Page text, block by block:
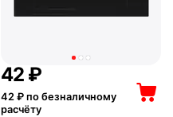
‍42‍ ₽
42 ₽ по безналичному
расчёту